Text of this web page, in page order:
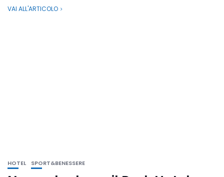
VAI ALL'ARTICOLO
HOTEL SPORT&BENESSERE